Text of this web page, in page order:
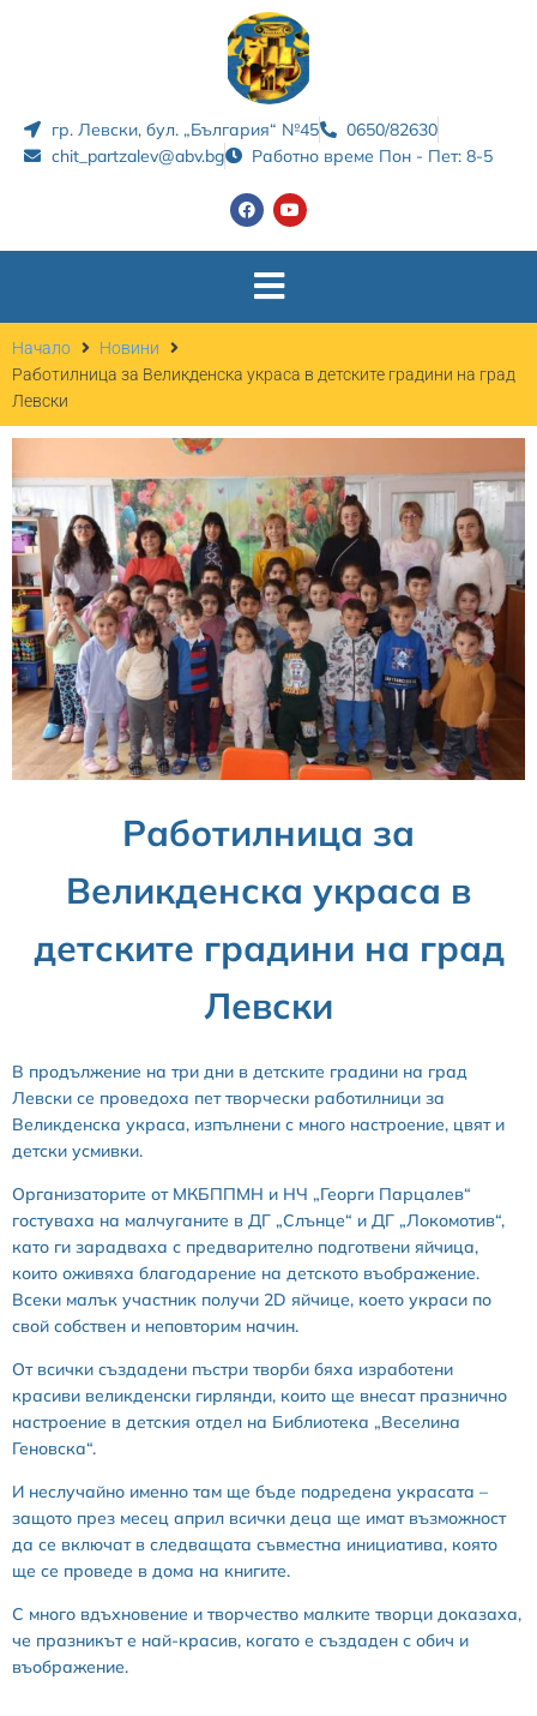
гр. Левски, бул. „България“ №45
0650/82630
chit_partzalev@abv.bg
Работно време Пон - Пет: 8-5
Начало
Новини
Работилница за Великденска украса в детските градини на град
Левски
Работилница за
Великденска украса в
детските градини на град
Левски
В продължение на три дни в детските градини на град
Левски се проведоха пет творчески работилници за
Великденска украса, изпълнени с много настроение, цвят и
детски усмивки.
Организаторите от МКБППМН и НЧ „Георги Парцалев“
гостуваха на малчуганите в ДГ „Слънце“ и ДГ „Локомотив“,
като ги зарадваха с предварително подготвени яйчица,
които оживяха благодарение на детското въображение.
Всеки малък участник получи 2D яйчице, което украси по
свой собствен и неповторим начин.
От всички създадени пъстри творби бяха изработени
красиви великденски гирлянди, които ще внесат празнично
настроение в детския отдел на Библиотека „Веселина
Геновска“.
И неслучайно именно там ще бъде подредена украсата –
защото през месец април всички деца ще имат възможност
да се включат в следващата съвместна инициатива, която
ще се проведе в дома на книгите.
С много вдъхновение и творчество малките творци доказаха,
че празникът е най-красив, когато е създаден с обич и
въображение.